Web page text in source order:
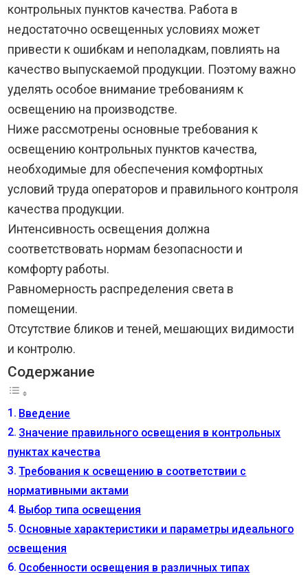
контрольных пунктов качества. Работа в
недостаточно освещенных условиях может
привести к ошибкам и неполадкам, повлиять на
качество выпускаемой продукции. Поэтому важно
уделять особое внимание требованиям к
освещению на производстве.
Ниже рассмотрены основные требования к
освещению контрольных пунктов качества,
необходимые для обеспечения комфортных
условий труда операторов и правильного контроля
качества продукции.
Интенсивность освещения должна
соответствовать нормам безопасности и
комфорту работы.
Равномерность распределения света в
помещении.
Отсутствие бликов и теней, мешающих видимости
и контролю.
Содержание
Введение
Значение правильного освещения в контрольных
пунктах качества
Требования к освещению в соответствии с
нормативными актами
Выбор типа освещения
Основные характеристики и параметры идеального
освещения
Особенности освещения в различных типах